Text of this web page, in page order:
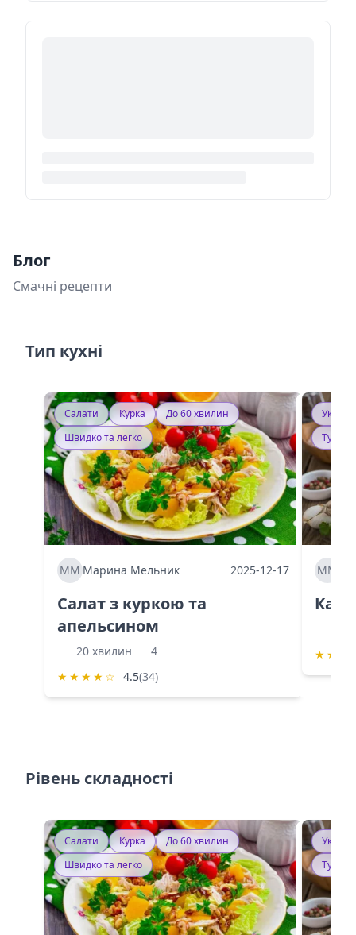
Блог
Смачні рецепти
Тип кухні
Салати Курка
До 60 хвилин
Швидко та легко
ММ Марина Мельник 2025-12-17
Салат з куркою та
апельсином
20 хвилин
4
★ ★ ★ ★ ☆ 4.5(34)
ММ
★ ★
Рівень складності
Салати Курка
До 60 хвилин
Швидко та легко